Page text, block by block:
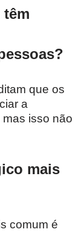
que os
a
isso não
mais
comum é